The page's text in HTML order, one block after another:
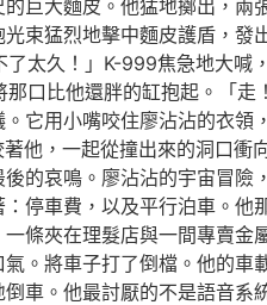
巨大麵皮。他猛地擲出，
束猛烈地擊中麵皮護盾，
太久！」K-999焦急地大
口比他還胖的缸抱起。「
它用小嘴咬住廖沾沾的衣
他，一起從撞出來的洞口
的哀鳴。廖沾沾的宇宙冒險
停車費，以及平行泊車。
條夾在理髮店與一間專賣金
。將車子打了倒檔。他的
車。他最討厭的不是語音